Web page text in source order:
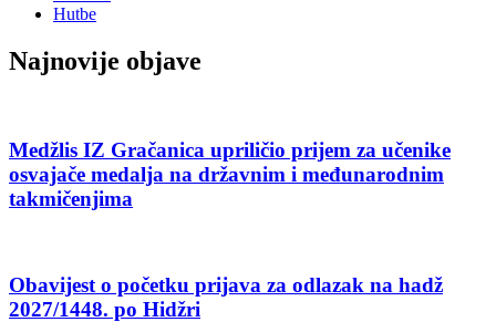
Hutbe
Najnovije objave
Medžlis IZ Gračanica upriličio prijem za učenike
osvajače medalja na državnim i međunarodnim
takmičenjima
Obavijest o početku prijava za odlazak na hadž
2027/1448. po Hidžri